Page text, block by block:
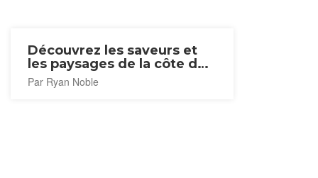
Découvrez les saveurs et
les paysages de la côte de
Miyako
Par Ryan Noble